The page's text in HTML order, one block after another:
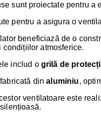
sunt proiectate pentru
pentru a asigura o
beneficiază de o
condițiilor atmosferice.
includ o grilă de
dinaluminiu,
ventilatoare este